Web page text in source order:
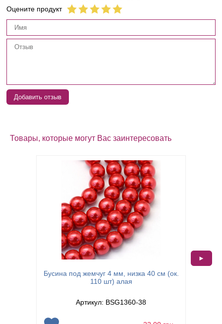
Оцените продукт
Добавить отзыв
Товары, которые могут Вас заинтересовать
Бусина под жемчуг 4 мм, низка 40 см (ок.
110 шт) алая
Артикул: BSG1360-38
►